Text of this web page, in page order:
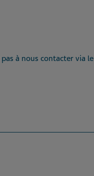
à nous contacter via le